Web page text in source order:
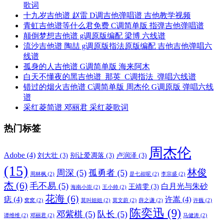
歌词
十九岁吉他谱 赵雷 D调吉他弹唱谱 吉他教学视频
青虹吉他谱等什么君免费 C调简单版 指弹吉他弹唱谱
颠倒梦想吉他谱 g调原版编配 梁博 六线谱
流沙吉他谱 陶喆 g调原版指法原版编配 吉他吉他弹唱六
线谱
孤身的人吉他谱 G调简单版 海来阿木
白天不懂夜的黑吉他谱_那英_C调指法_弹唱六线谱
错过的烟火吉他谱 C调简单版 周杰伦 G调原版 弹唱六线
谱
采红菱简谱 邓丽君 采红菱歌词
热门标签
Adobe (4) 刘大壮 (3) 别让爱凋落 (3) 卢润泽 (3) 周杰伦
(15) 周林枫 (2) 周深 (5) 孤勇者 (5) 是七叔呢 (2) 李宗盛 (2) 林俊
杰 (6) 毛不易 (5) 海南小崇 (2) 王小帅 (2) 王靖雯 (3) 白月光与朱砂
痣 (4) 窝窝 (2) 花海 (6) 莫叫姐姐 (2) 莫文蔚 (2) 薛之谦 (2) 许嵩 (4) 许巍 (2)
谭维维 (2) 邓丽君 (2) 邓紫棋 (5) 队长 (5) 陈奕迅 (9) 马健涛 (2)